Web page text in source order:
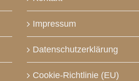
Impressum
Datenschutzerklärung
Cookie-Richtlinie (EU)